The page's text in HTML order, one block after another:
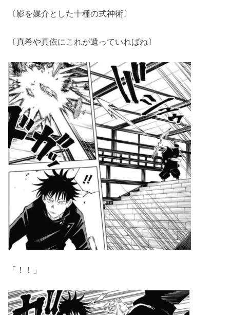
〔影を媒介とした十種の式神術〕
〔真希や真依にこれが遺っていればね〕
「！！」